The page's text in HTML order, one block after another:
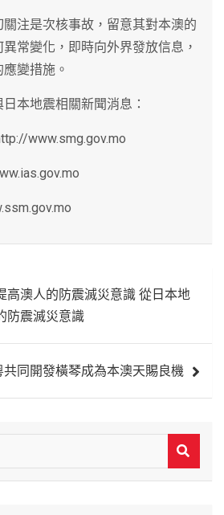
注是次核事故，留意其對本澳的
常變化，即時向外界發放信息，
變措施。
本地震相關新聞消息：
www.smg.gov.mo
高澳人的防震滅災意識 從日本地
防震滅災意識
共同開發橫琴成為本澳天賜良機